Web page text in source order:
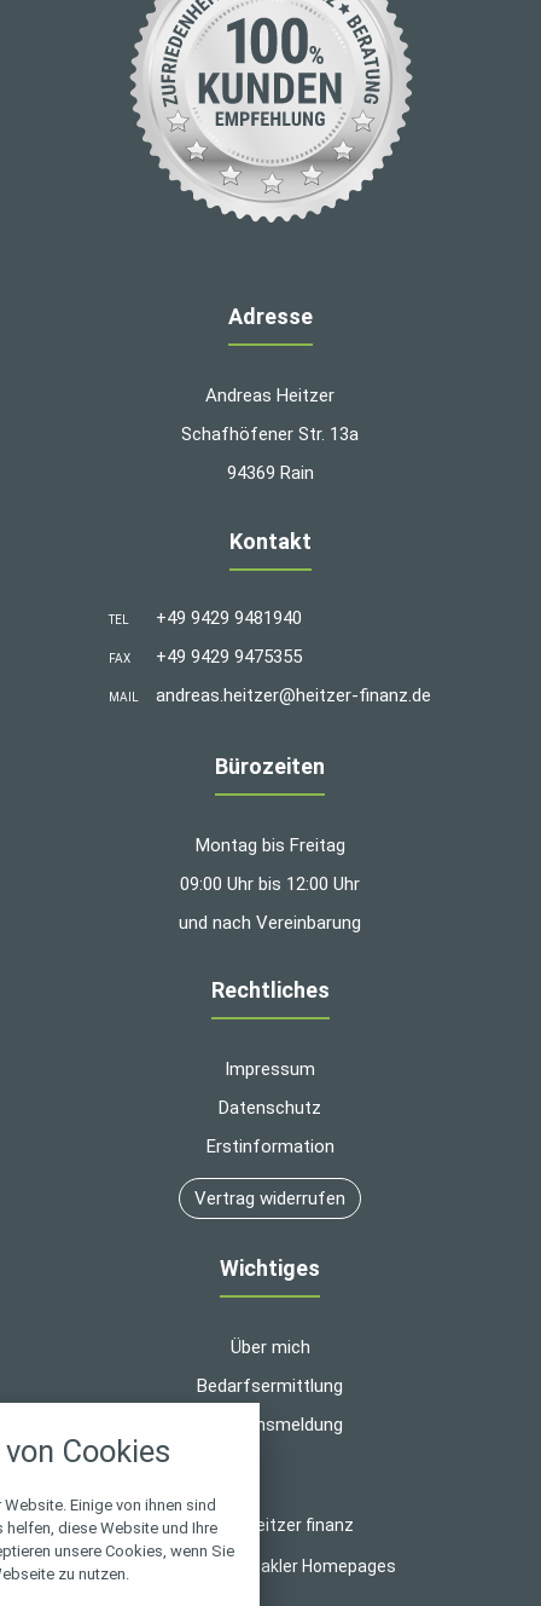
Adresse
Andreas Heitzer
Schafhöfener Str. 13a
94369 Rain
Kontakt
TEL +49 9429 9481940
FAX +49 9429 9475355
MAIL andreas.heitzer@heitzer-finanz.de
Bürozeiten
Montag bis Freitag
09:00 Uhr bis 12:00 Uhr
und nach Vereinbarung
Rechtliches
Impressum
Datenschutz
Erstinformation
Vertrag widerrufen
Wichtiges
Über mich
Bedarfsermittlung
Schadensmeldung
© 2026 heitzer finanz
Makler Homepages
Cookies
Einige von ihnen sind
diese Website und Ihre
unsere Cookies, wenn Sie
zu nutzen.
alle verwendeten Cookies und
zu blockieren.
Notwendig